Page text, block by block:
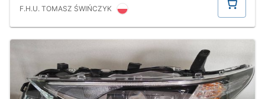
F.H.U. TOMASZ ŚWIŃCZYK